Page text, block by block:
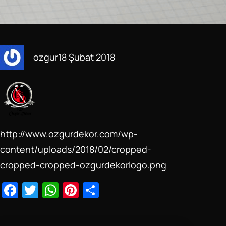
ozgur18 Şubat 2018
http://www.ozgurdekor.com/wp-
content/uploads/2018/02/cropped-
cropped-cropped-ozgurdekorlogo.png
F T W Pi